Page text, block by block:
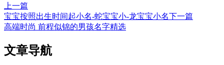
上一篇
宝宝按照出生时间起小名-蛇宝宝小-龙宝宝小名下一篇
高端时尚 前程似锦的男孩名字精选
文章导航